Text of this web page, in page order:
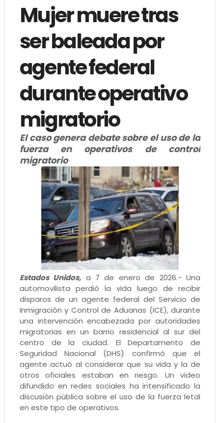
Mujer muere tras
ser baleada por
agente federal
durante operativo
migratorio
El caso genera debate sobre el uso de la
fuerza en operativos de control
migratorio
Estados Unidos, a 7 de enero de 2026.- Una
automovilista perdió la vida luego de recibir
disparos de un agente federal del Servicio de
Inmigración y Control de Aduanas (ICE), durante
una intervención encabezada por autoridades
migratorias en un barrio residencial al sur del
centro de la ciudad. El Departamento de
Seguridad Nacional (DHS) confirmó que el
agente actuó al considerar que su vida y la de
otros oficiales estaban en riesgo. Un video
difundido en redes sociales ha intensificado la
discusión pública sobre el uso de la fuerza letal
en este tipo de operativos.